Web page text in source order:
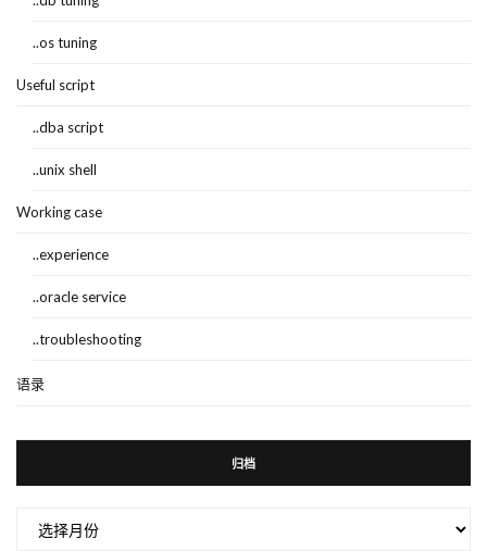
..os tuning
Useful script
..dba script
..unix shell
Working case
..experience
..oracle service
..troubleshooting
语录
归档